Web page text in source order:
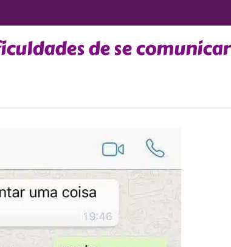
de se comunicar